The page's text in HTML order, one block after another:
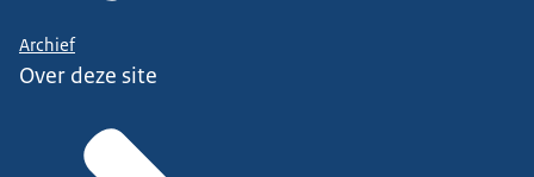
Archief
Over deze site